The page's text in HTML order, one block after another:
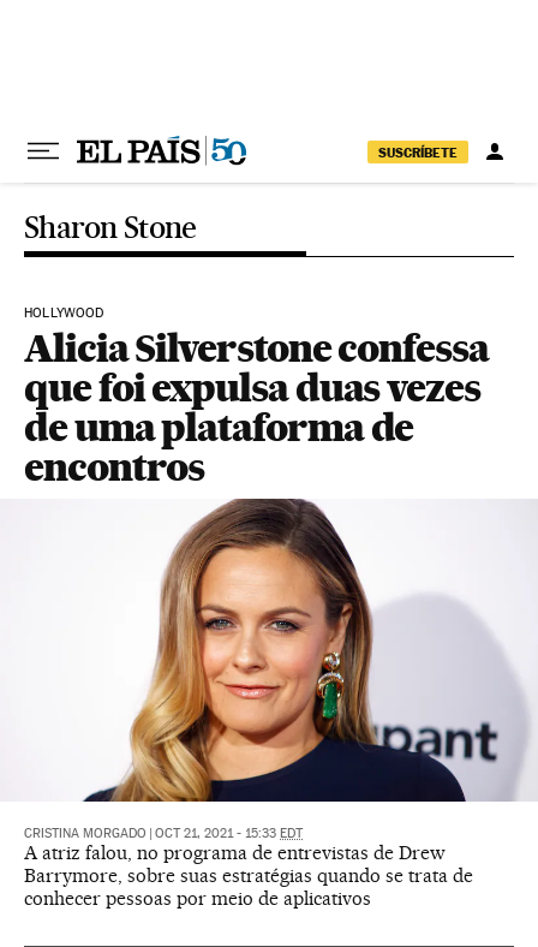
SUSCRÍBETE
Sharon Stone
HOLLYWOOD
Alicia Silverstone confessa
que foi expulsa duas vezes
de uma plataforma de
encontros
CRISTINA MORGADO OCT 21, 2021 - 15:33 EDT
A atriz falou, no programa de entrevistas de Drew
Barrymore, sobre suas estratégias quando se trata de
conhecer pessoas por meio de aplicativos